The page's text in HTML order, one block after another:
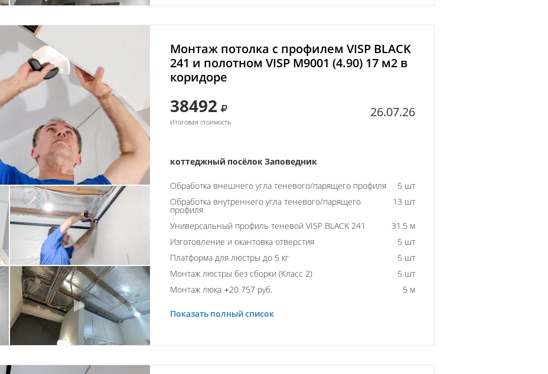
Монтаж потолка с профилем VISP BLACK
241 и полотном VISP M9001 (4.90) 17 м2 в
коридоре
38492
Итоговая стоимость
26.07.26
коттеджный посёлок Заповедник
Обработка внешнего угла теневого/парящего профиля
5 шт
Обработка внутреннего угла теневого/парящего
профиля
13 шт
Универсальный профиль теневой VISP BLACK 241
31.5 м
Изготовление и окантовка отверстия
5 шт
Платформа для люстры до 5 кг
5 шт
Монтаж люстры без сборки (Класс 2)
5 шт
Монтаж люка +20 757 руб.
5 м
Показать полный список